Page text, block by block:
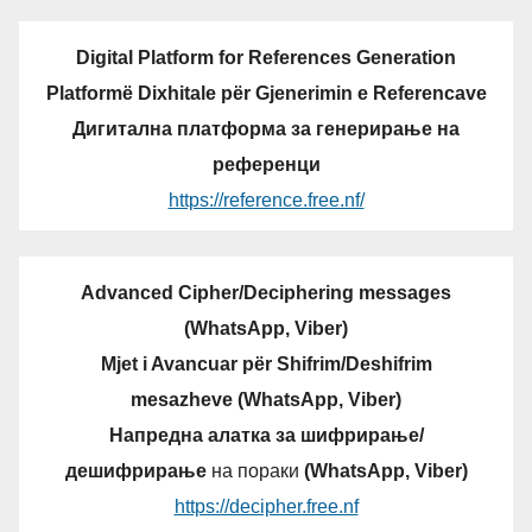
Digital Platform for References Generation
Platformë Dixhitale për Gjenerimin e Referencave
Дигитална платформа за генерирање на
референци
https://reference.free.nf/
Advanced Cipher/Deciphering messages
(WhatsApp, Viber)
Mjet i Avancuar për Shifrim/Deshifrim
mesazheve (WhatsApp, Viber)
Напредна алатка за шифрирање/
дешифрирањена пораки (WhatsApp, Viber)
https://decipher.free.nf